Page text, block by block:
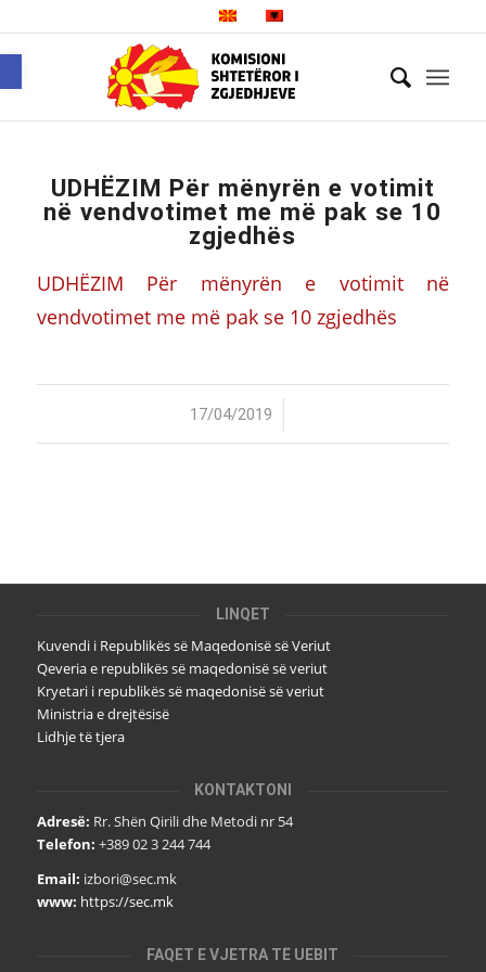
UDHËZIM Për mënyrën e votimit
në vendvotimet me më pak se 10
zgjedhës
UDHËZIM Për mënyrën e votimit në
vendvotimet me më pak se 10 zgjedhës
17/04/2019
/
LINQET
Kuvendi i Republikës së Maqedonisë së Veriut
Qeveria e republikës së maqedonisë së veriut
Kryetari i republikës së maqedonisë së veriut
Ministria e drejtësisë
Lidhje të tjera
KONTAKTONI
Adresë: Rr. Shën Qirili dhe Metodi nr 54
Telefon: +389 02 3 244 744
Email: izbori@sec.mk
www: https://sec.mk
FAQET E VJETRA TË UEBIT
Open toolbar